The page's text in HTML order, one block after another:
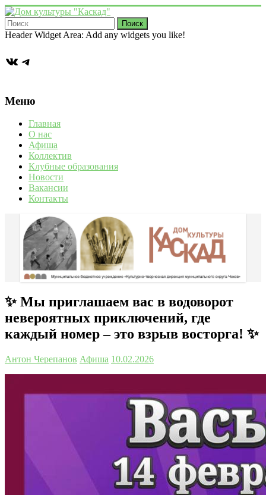
Перейти
к
содержимому
Дом
"Каскад"
в
Васькино
городского
округа
Чехов
Header Widget Area: Add any widgets you like!
ВКонтакте
Telegram
Меню
Главная
О нас
Афиша
Коллектив
Клубные образования
Новости
Вакансии
Контакты
✨ Мы приглашаем вас в водоворот
невероятных приключений, где
каждый номер – это взрыв восторга! ✨
Антон Черепанов Афиша 10.02.2026